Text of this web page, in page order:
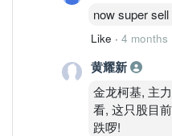
now super
Like · 4 months
黄耀新
金龙柯基, 主
看, 这只股目
跌啰!